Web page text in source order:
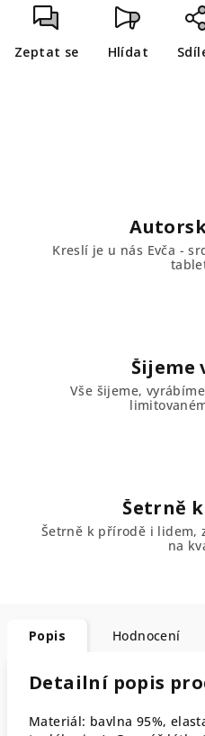
Zeptat se Hlídat
Kreslí je u nás Evča -
Šijeme
Vše šijeme,
Šetrně
Šetrně k přírodě i lidem,
na
Popis Hodnocení
Detailní popis
Materiál: bavlna 95%,